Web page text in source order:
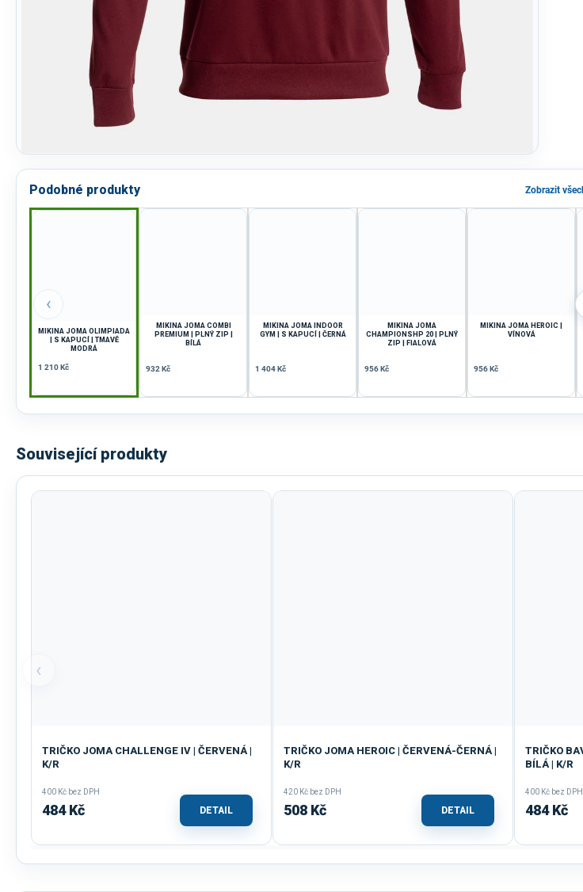
Podobné produkty Zobrazit
‹
MIKINA JOMA OLIMPIADA
| S KAPUCÍ | TMAVĚ
MODRÁ
1 210 Kč
MIKINA JOMA COMBI
PREMIUM | PLNÝ ZIP |
BÍLÁ
932 Kč
MIKINA JOMA INDOOR
GYM | S KAPUCÍ | ČERNÁ
1 404 Kč
MIKINA JOMA
CHAMPIONSHP 20 | PLNÝ
ZIP | FIALOVÁ
956 Kč
MIKINA JOMA HEROIC |
VÍNOVÁ
956 Kč
Související produkty
‹
TRIČKO JOMA CHALLENGE IV | ČERVENÁ |
K/R
400 Kč bez DPH
484 Kč DETAIL
TRIČKO JOMA HEROIC | ČERVENÁ-ČERNÁ |
K/R
420 Kč bez DPH
508 Kč DETAIL
TRIČKO
BÍLÁ | K/R
400 Kč bez DPH
484 Kč